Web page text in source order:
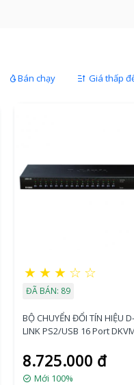
Bán chạy Giá thấp
★ ★ ★ ☆ ☆
ĐÃ BÁN: 89
BỘ CHUYỂN ĐỔI TÍN HIỆU D-
LINK PS2/USB 16 Port
8.725.000 đ
Mới 100%